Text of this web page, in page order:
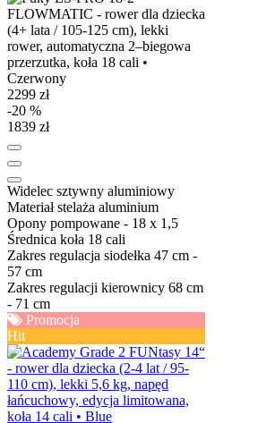
2299 zł
-20 %
1839 zł
Widelec sztywny aluminiowy
Materiał stelaża aluminium
Opony pompowane - 18 x 1,5
Średnica koła 18 cali
Zakres regulacja siodełka 47 cm -
57 cm
Zakres regulacji kierownicy 68 cm
- 71 cm
Promocja
Hit